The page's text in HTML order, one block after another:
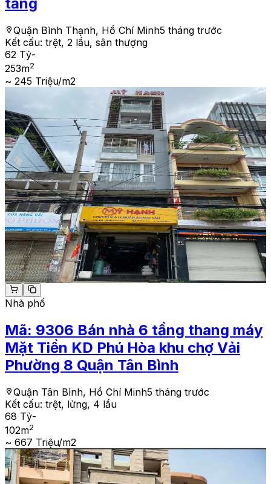
tầng
Quận Bình Thạnh, Hồ Chí Minh5 tháng trước
Kết cấu: trệt, 2 lầu, sân thượng
62 Tỷ-
253m2
~ 245 Triệu/m2
Nhà phố
Mã: 9306 Bán nhà 6 tầng thang máy
Mặt Tiền KD Phú Hòa khu chợ Vải
Phường 8 Quận Tân Bình
Quận Tân Bình, Hồ Chí Minh5 tháng trước
Kết cấu: trệt, lửng, 4 lầu
68 Tỷ-
102m2
~ 667 Triệu/m2